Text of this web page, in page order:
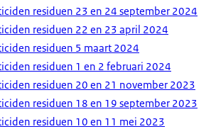
residuen 23 en 24 september 2024
residuen 22 en 23 april 2024
residuen 5 maart 2024
residuen 1 en 2 februari 2024
residuen 20 en 21 november 2023
residuen 18 en 19 september 2023
residuen 10 en 11 mei 2023